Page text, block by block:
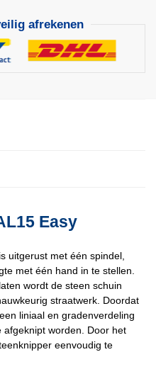
afrekenen
Easy
uitgerust met één spindel,
met één hand in te stellen.
wordt de steen schuin
straatwerk. Doordat
liniaal en gradenverdeling
worden. Door het
eenvoudig te